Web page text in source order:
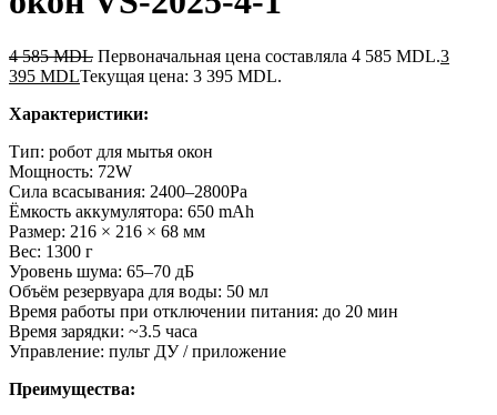
4 585MDL Первоначальная цена составляла 4 585 MDL.3
395 MDLТекущая цена: 3 395 MDL.
Характеристики:
Тип: робот для мытья окон
Мощность: 72W
Сила всасывания: 2400–2800Pa
Ёмкость аккумулятора: 650 mAh
Размер: 216 × 216 × 68 мм
Вес: 1300 г
Уровень шума: 65–70 дБ
Объём резервуара для воды: 50 мл
Время работы при отключении питания: до 20 мин
Время зарядки: ~3.5 часа
Управление: пульт ДУ / приложение
Преимущества: